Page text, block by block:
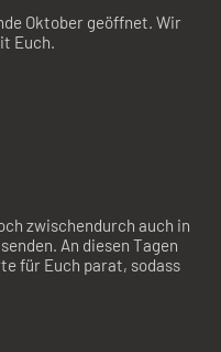
Oktober geöffnet. Wir
Euch.
zwischendurch auch in
An diesen Tagen
für Euch parat, sodass